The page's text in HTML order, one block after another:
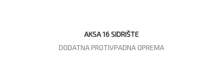
AKSA 16 SIDRIŠTE
DODATNA PROTIVPADNA OPREMA